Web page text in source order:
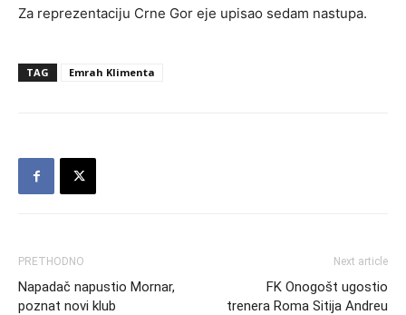
Za reprezentaciju Crne Gor eje upisao sedam nastupa.
TAG Emrah Klimenta
PRETHODNO
Napadač napustio Mornar,
poznat novi klub
Next article
FK Onogošt ugostio
trenera Roma Sitija Andreu